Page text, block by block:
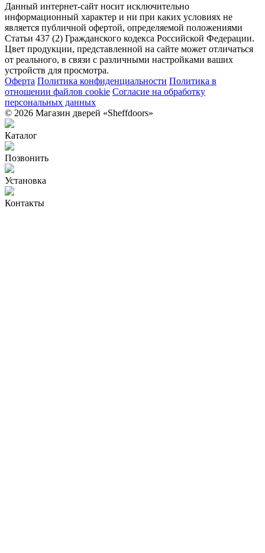
Данный интернет-сайт носит исключительно
информационный характер и ни при каких условиях не
является публичной офертой, определяемой положениями
Статьи 437 (2) Гражданского кодекса Российской Федерации.
Цвет продукции, представленной на сайте может отличаться
от реального, в связи с различными настройками ваших
устройств для просмотра.
Оферта Политика конфиденциальности Политика в
отношении файлов cookie Согласие на обработку
персональных данных
© 2026 Магазин дверей «Sheffdoors»
Каталог
Позвонить
Установка
Контакты